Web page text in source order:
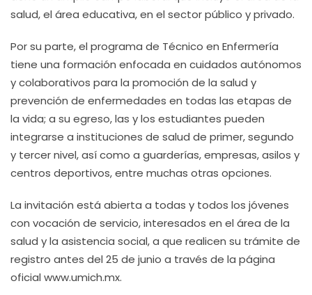
salud, el área educativa, en el sector público y privado.
Por su parte, el programa de Técnico en Enfermería
tiene una formación enfocada en cuidados autónomos
y colaborativos para la promoción de la salud y
prevención de enfermedades en todas las etapas de
la vida; a su egreso, las y los estudiantes pueden
integrarse a instituciones de salud de primer, segundo
y tercer nivel, así como a guarderías, empresas, asilos y
centros deportivos, entre muchas otras opciones.
La invitación está abierta a todas y todos los jóvenes
con vocación de servicio, interesados en el área de la
salud y la asistencia social, a que realicen su trámite de
registro antes del 25 de junio a través de la página
oficial www.umich.mx.